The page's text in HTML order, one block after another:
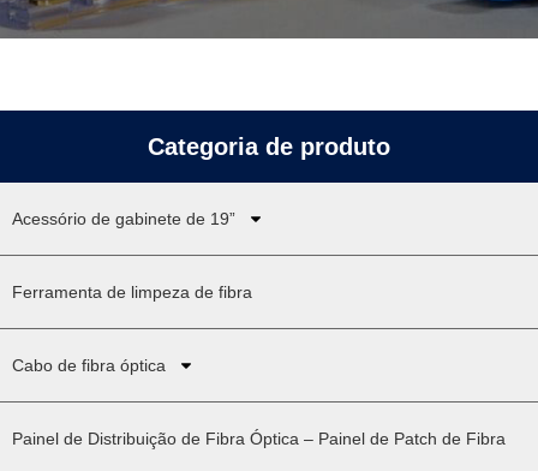
Categoria de produto
Acessório de gabinete de 19”
Ferramenta de limpeza de fibra
Cabo de fibra óptica
Painel de Distribuição de Fibra Óptica – Painel de Patch de Fibra